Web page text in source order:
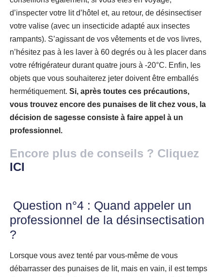
d’inspecter votre lit d’hôtel et, au retour, de désinsectiser
votre valise (avec un insecticide adapté aux insectes
rampants). S’agissant de vos vêtements et de vos livres,
n’hésitez pas à les laver à 60 degrés ou à les placer dans
votre réfrigérateur durant quatre jours à -20°C. Enfin, les
objets que vous souhaiterez jeter doivent être emballés
hermétiquement. Si, après toutes ces précautions,
vous trouvez encore des punaises de lit chez vous, la
décision de sagesse consiste à faire appel à un
professionnel.
Encore plus de conseils ? Cliquez
ICI
Question n°4 : Quand appeler un
professionnel de la désinsectisation
?
Lorsque vous avez tenté par vous-même de vous
débarrasser des punaises de lit, mais en vain, il est temps